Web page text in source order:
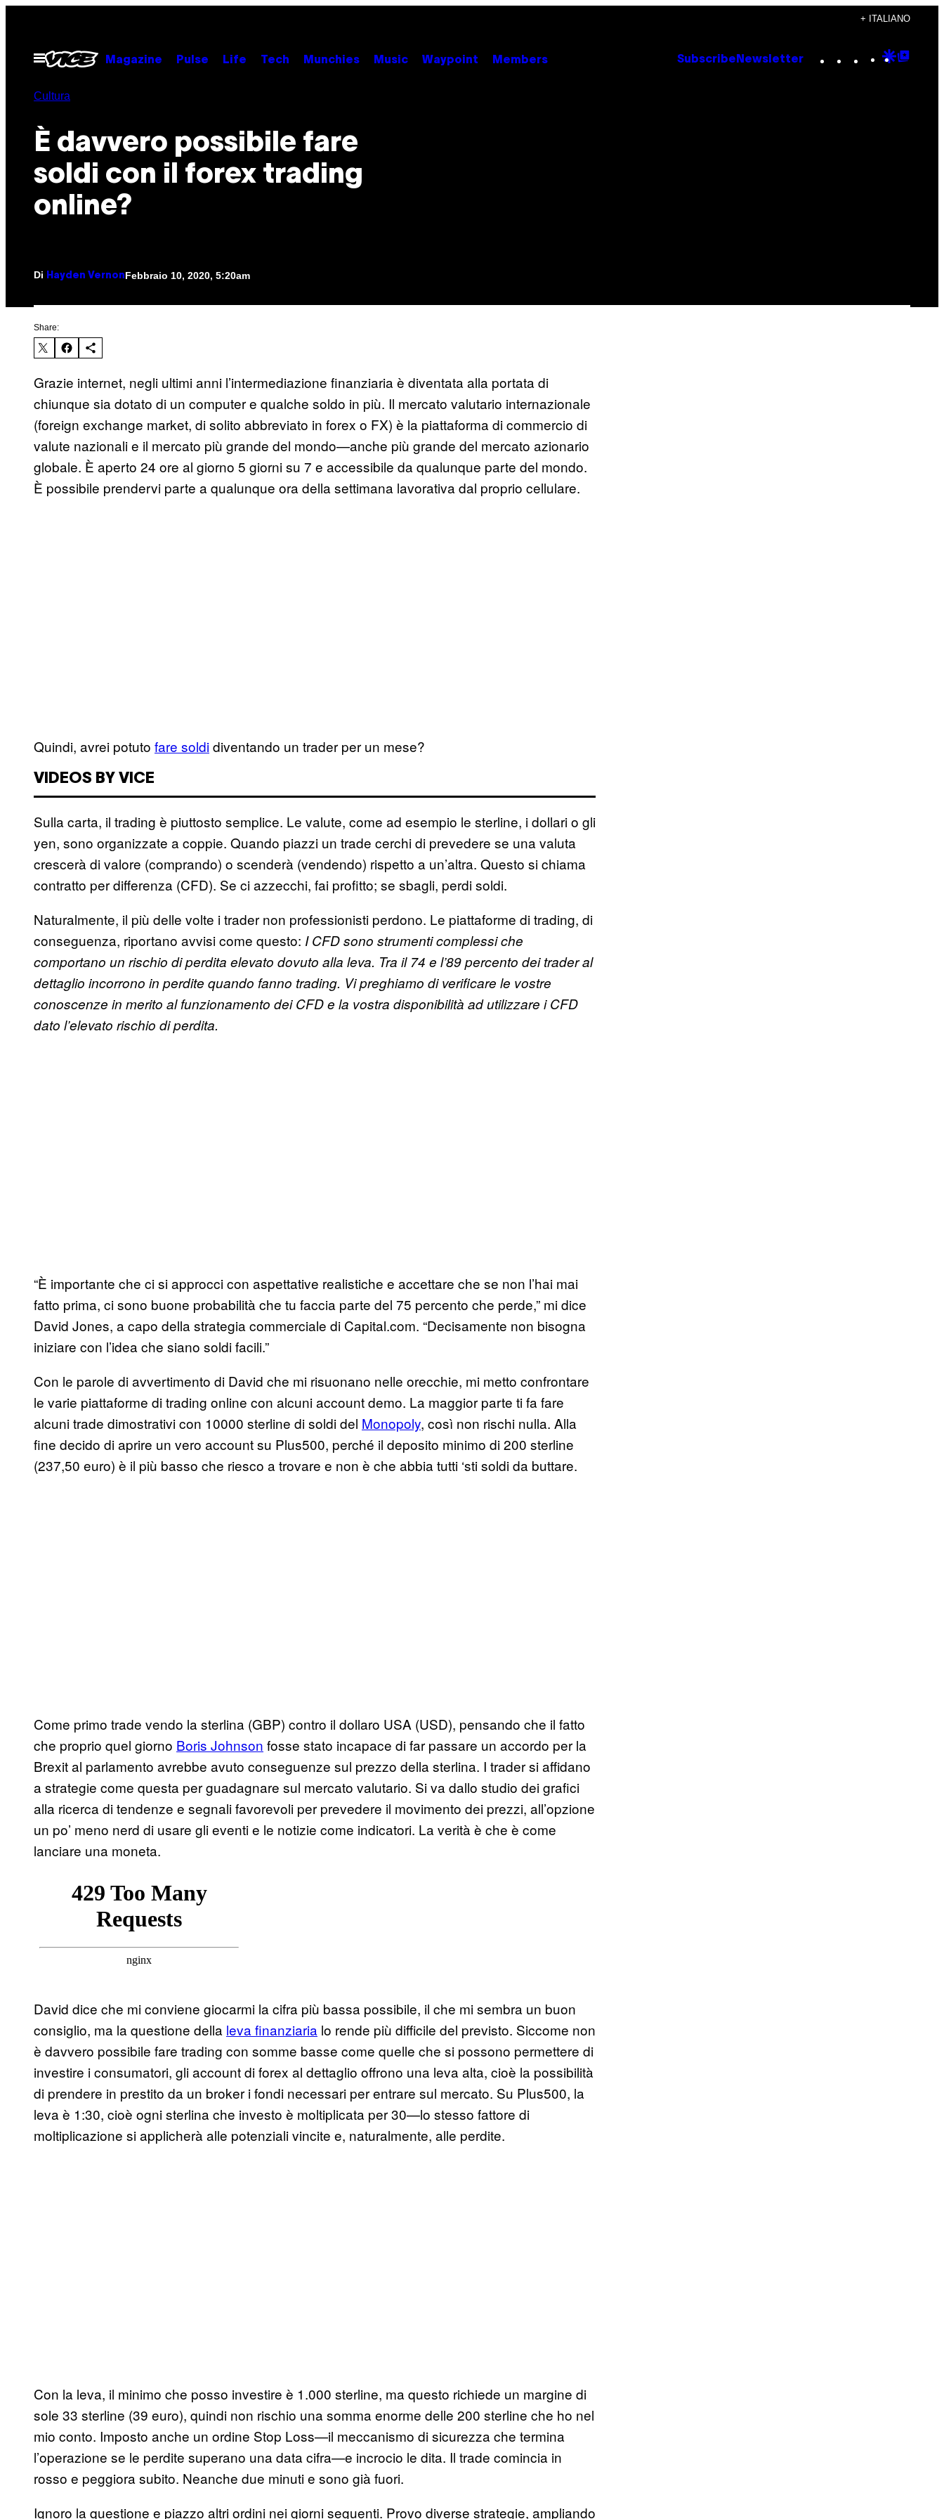
contenuto
+ ITALIANO
Apri
Magazine Pulse Life Tech Munchies Music Waypoint Members Subscribe Newsletter Instagram
TikTok
YouTube
Google
Cultura
È davvero possibile fare
soldi con il forex trading
online?
Di Hayden VernonFebbraio 10, 2020, 5:20am
Share:
Grazie internet, negli ultimi anni l’intermediazione finanziaria è diventata alla portata di
chiunque sia dotato di un computer e qualche soldo in più. Il mercato valutario internazionale
(foreign exchange market, di solito abbreviato in forex o FX) è la piattaforma di commercio di
valute nazionali e il mercato più grande del mondo—anche più grande del mercato azionario
globale. È aperto 24 ore al giorno 5 giorni su 7 e accessibile da qualunque parte del mondo.
È possibile prendervi parte a qualunque ora della settimana lavorativa dal proprio cellulare.
Quindi, avrei potuto fare soldidiventando un trader per un mese?
VIDEOS BY VICE
Sulla carta, il trading è piuttosto semplice. Le valute, come ad esempio le sterline, i dollari o gli
yen, sono organizzate a coppie. Quando piazzi un trade cerchi di prevedere se una valuta
crescerà di valore (comprando) o scenderà (vendendo) rispetto a un’altra. Questo si chiama
contratto per differenza (CFD). Se ci azzecchi, fai profitto; se sbagli, perdi soldi.
Naturalmente, il più delle volte i trader non professionisti perdono. Le piattaforme di trading, di
conseguenza, riportano avvisi come questo: I CFD sono strumenti complessi che
comportano un rischio di perdita elevato dovuto alla leva. Tra il 74 e l’89 percento dei trader al
dettaglio incorrono in perdite quando fanno trading. Vi preghiamo di verificare le vostre
conoscenze in merito al funzionamento dei CFD e la vostra disponibilità ad utilizzare i CFD
dato l’elevato rischio di perdita.
“È importante che ci si approcci con aspettative realistiche e accettare che se non l’hai mai
fatto prima, ci sono buone probabilità che tu faccia parte del 75 percento che perde,” mi dice
David Jones, a capo della strategia commerciale di Capital.com. “Decisamente non bisogna
iniziare con l’idea che siano soldi facili.”
Con le parole di avvertimento di David che mi risuonano nelle orecchie, mi metto confrontare
le varie piattaforme di trading online con alcuni account demo. La maggior parte ti fa fare
alcuni trade dimostrativi con 10000 sterline di soldi del Monopoly, così non rischi nulla. Alla
fine decido di aprire un vero account su Plus500, perché il deposito minimo di 200 sterline
(237,50 euro) è il più basso che riesco a trovare e non è che abbia tutti ‘sti soldi da buttare.
Come primo trade vendo la sterlina (GBP) contro il dollaro USA (USD), pensando che il fatto
che proprio quel giorno Boris Johnson fosse stato incapace di far passare un accordo per la
Brexit al parlamento avrebbe avuto conseguenze sul prezzo della sterlina. I trader si affidano
a strategie come questa per guadagnare sul mercato valutario. Si va dallo studio dei grafici
alla ricerca di tendenze e segnali favorevoli per prevedere il movimento dei prezzi, all’opzione
un po’ meno nerd di usare gli eventi e le notizie come indicatori. La verità è che è come
lanciare una moneta.
David dice che mi conviene giocarmi la cifra più bassa possibile, il che mi sembra un buon
consiglio, ma la questione della leva finanziaria lo rende più difficile del previsto. Siccome non
è davvero possibile fare trading con somme basse come quelle che si possono permettere di
investire i consumatori, gli account di forex al dettaglio offrono una leva alta, cioè la possibilità
di prendere in prestito da un broker i fondi necessari per entrare sul mercato. Su Plus500, la
leva è 1:30, cioè ogni sterlina che investo è moltiplicata per 30—lo stesso fattore di
moltiplicazione si applicherà alle potenziali vincite e, naturalmente, alle perdite.
Con la leva, il minimo che posso investire è 1.000 sterline, ma questo richiede un margine di
sole 33 sterline (39 euro), quindi non rischio una somma enorme delle 200 sterline che ho nel
mio conto. Imposto anche un ordine Stop Loss—il meccanismo di sicurezza che termina
l’operazione se le perdite superano una data cifra—e incrocio le dita. Il trade comincia in
rosso e peggiora subito. Neanche due minuti e sono già fuori.
Ignoro la questione e piazzo altri ordini nei giorni seguenti. Provo diverse strategie, ampliando